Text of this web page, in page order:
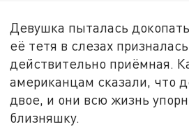
Девушка пыталась
её тетя в слезах
действительно приёмная.
американцам сказали, что
двое, и они всю жизнь
близняшку.